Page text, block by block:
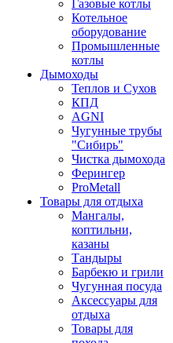
Газовые котлы
Котельное
оборудование
Промышленные
котлы
Дымоходы
Теплов и Сухов
КПД
AGNI
Чугунные трубы
"Сибирь"
Чистка дымохода
Ферингер
ProMetall
Товары для отдыха
Мангалы,
коптильни,
казаны
Тандыры
Барбекю и грили
Чугунная посуда
Аксессуары для
отдыха
Товары для